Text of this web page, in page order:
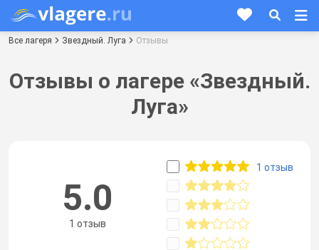
Все лагеря Звездный. Луга Отзывы
Отзывы о лагере «Звездный.
Луга»
5.0
1 отзыв
1 отзыв